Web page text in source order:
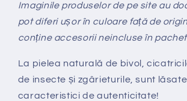
Imaginile produselor de pe site au
pot diferi ușor în culoare față de
conține accesorii neincluse în
La pielea naturală de bivol,
de insecte și zgârieturile, sunt
caracteristici de autenticitate!